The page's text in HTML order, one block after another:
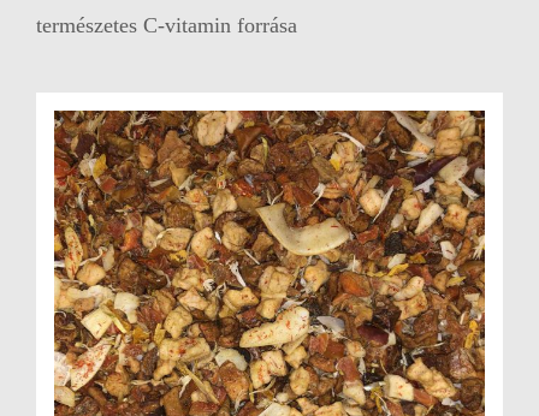
természetes C-vitamin forrása